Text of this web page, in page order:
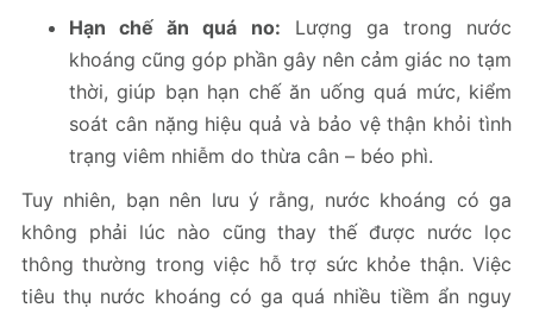
Hạn chế ăn quá no: Lượng ga trong nước
khoáng cũng góp phần gây nên cảm giác no tạm
thời, giúp bạn hạn chế ăn uống quá mức, kiểm
soát cân nặng hiệu quả và bảo vệ thận khỏi tình
trạng viêm nhiễm do thừa cân – béo phì.
Tuy nhiên, bạn nên lưu ý rằng, nước khoáng có ga
không phải lúc nào cũng thay thế được nước lọc
thông thường trong việc hỗ trợ sức khỏe thận. Việc
tiêu thụ nước khoáng có ga quá nhiều tiềm ẩn nguy